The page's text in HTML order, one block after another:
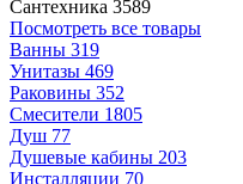
Сантехника 3589
Посмотреть все товары
Ванны 319
Унитазы 469
Раковины 352
Смесители 1805
Душ 77
Душевые кабины 203
Инсталляции 70